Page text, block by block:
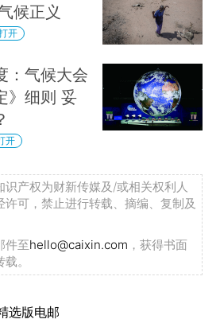
候正义
开
：气候大会
》细则 妥
开
产权为财新传媒及/或相关权利人
可，禁止进行转载、摘编、复制及
件至hello@caixin.com ，获得书面
。
选版电邮